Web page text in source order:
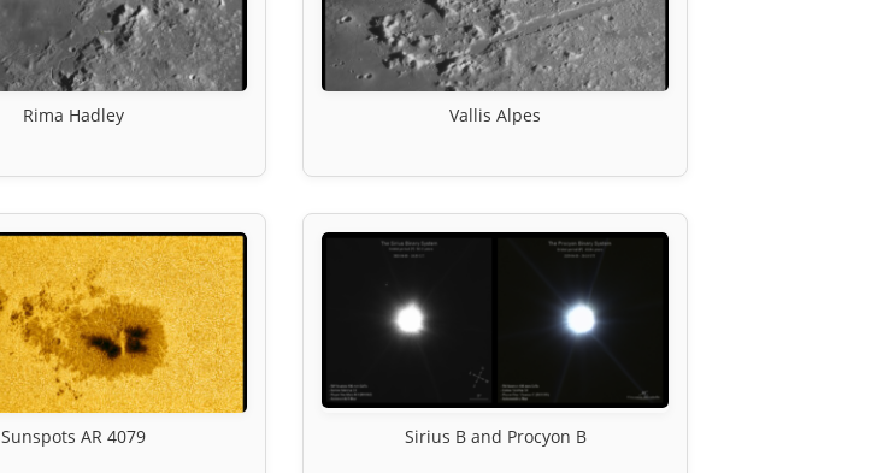
Rima Hadley Vallis Alpes
Sunspots AR 4079 Sirius B and Procyon B